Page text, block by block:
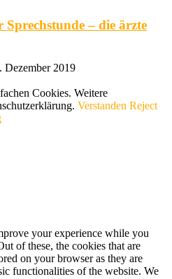
– die ärzte
Dezember 2019
Cookies. Weitere
Verstanden Reject
your experience while you
of these, the cookies that are
on your browser as they are
functionalities of the website. We